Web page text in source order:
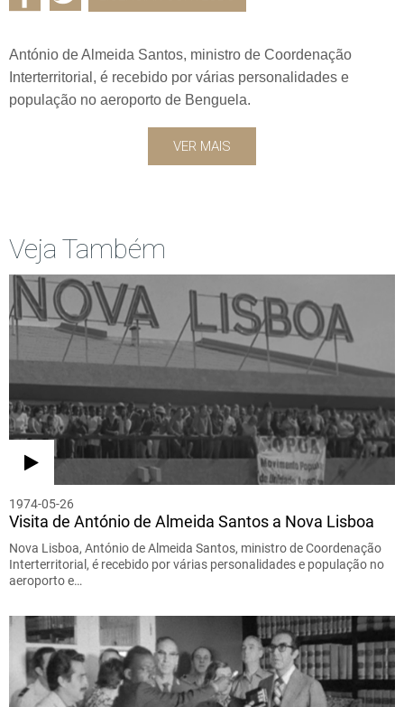
António de Almeida Santos, ministro de Coordenação
Interterritorial, é recebido por várias personalidades e
população no aeroporto de Benguela.
VER MAIS
Veja Também
1974-05-26
Visita de António de Almeida Santos a Nova Lisboa
Nova Lisboa, António de Almeida Santos, ministro de Coordenação
Interterritorial, é recebido por várias personalidades e população no
aeroporto e…